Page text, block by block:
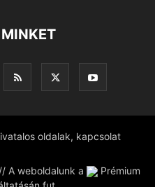
oldalak, kapcsolat
A weboldalunk a
Prémium